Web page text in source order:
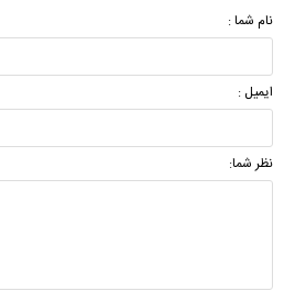
نام شما :
ایمیل :
نظر شما: